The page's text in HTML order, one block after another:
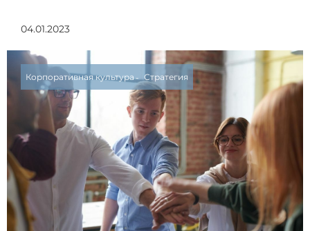
04.01.2023
Корпоративная культура Стратегия